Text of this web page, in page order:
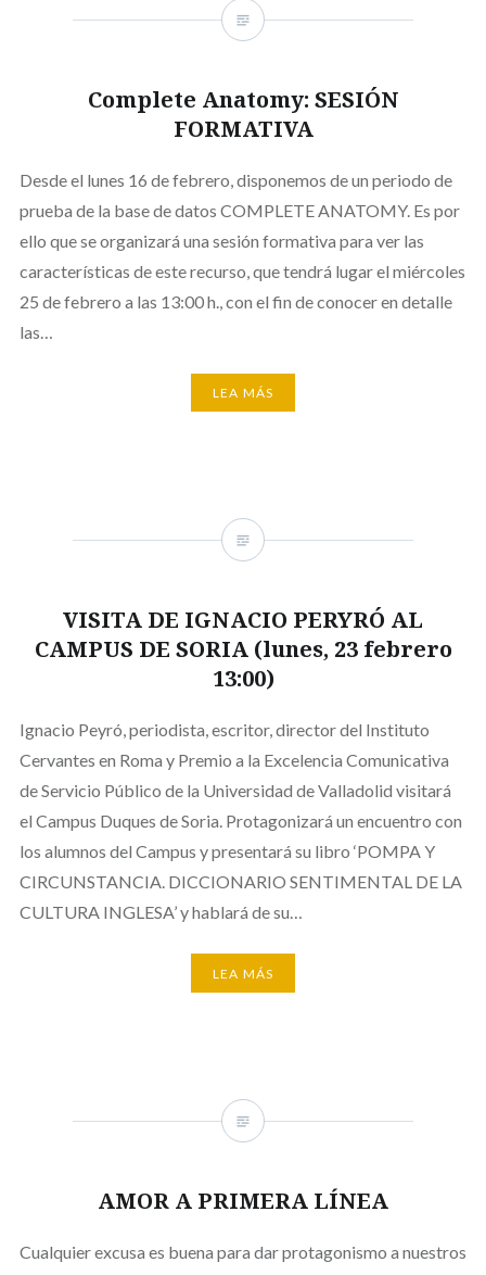
Complete Anatomy: SESIÓN
FORMATIVA
Desde el lunes 16 de febrero, disponemos de un periodo de
prueba de la base de datos COMPLETE ANATOMY. Es por
ello que se organizará una sesión formativa para ver las
características de este recurso, que tendrá lugar el miércoles
25 de febrero a las 13:00 h., con el fin de conocer en detalle
las…
LEA MÁS
VISITA DE IGNACIO PERYRÓ AL
CAMPUS DE SORIA (lunes, 23 febrero
13:00)
Ignacio Peyró, periodista, escritor, director del Instituto
Cervantes en Roma y Premio a la Excelencia Comunicativa
de Servicio Público de la Universidad de Valladolid visitará
el Campus Duques de Soria. Protagonizará un encuentro con
los alumnos del Campus y presentará su libro ‘POMPA Y
CIRCUNSTANCIA. DICCIONARIO SENTIMENTAL DE LA
CULTURA INGLESA’ y hablará de su…
LEA MÁS
AMOR A PRIMERA LÍNEA
Cualquier excusa es buena para dar protagonismo a nuestros